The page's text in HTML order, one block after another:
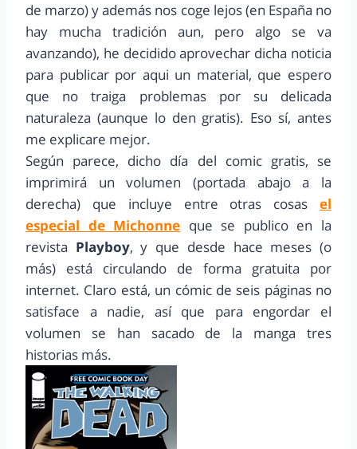
de marzo) y además nos coge lejos (en España no
hay mucha tradición aun, pero algo se va
avanzando), he decidido aprovechar dicha noticia
para publicar por aqui un material, que espero
que no traiga problemas por su delicada
naturaleza (aunque lo den gratis). Eso sí, antes
me explicare mejor.
Según parece, dicho día del comic gratis, se
imprimirá un volumen (portada abajo a la
derecha) que incluye entre otras cosas el
especial de Michonne que se publico en la
revista Playboy, y que desde hace meses (o
más) está circulando de forma gratuita por
internet. Claro está, un cómic de seis páginas no
satisface a nadie, así que para engordar el
volumen se han sacado de la manga tres
historias más.